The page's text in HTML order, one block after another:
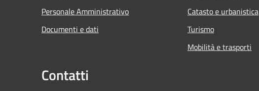
Personale Amministrativo
Documenti e dati
Catasto e urbanistica
Turismo
Mobilità e trasporti
Contatti